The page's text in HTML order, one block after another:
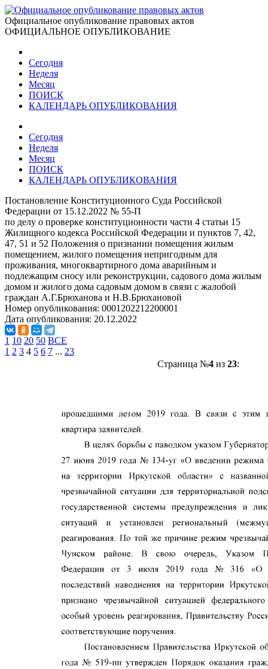
Официальное опубликование правовых актов
ОФИЦИАЛЬНОЕ ОПУБЛИКОВАНИЕ
Сегодня
Неделя
Месяц
ПОИСК
КАЛЕНДАРЬ ОПУБЛИКОВАНИЯ
Сегодня
Неделя
Месяц
ПОИСК
КАЛЕНДАРЬ ОПУБЛИКОВАНИЯ
Постановление Конституционного Суда Российской
Федерации от 15.12.2022 № 55-П
по делу о проверке конституционности части 4 статьи 15
Жилищного кодекса Российской Федерации и пунктов 7, 42,
47, 51 и 52 Положения о признании помещения жилым
помещением, жилого помещения непригодным для
проживания, многоквартирного дома аварийным и
подлежащим сносу или реконструкции, садового дома жилым
домом и жилого дома садовым домом в связи с жалобой
граждан А.Г.Брюханова и Н.В.Брюхановой
Номер опубликования: 0001202212200001
Дата опубликования: 20.12.2022
1 10 20 50 ВСЕ
1 2 3 4 5 6 7 ... 23
Страница №4из 23: